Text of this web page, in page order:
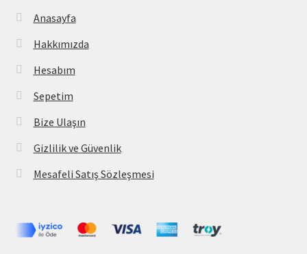
Anasayfa
Hakkımızda
Hesabım
Sepetim
Bize Ulaşın
Gizlilik ve Güvenlik
Mesafeli Satış Sözleşmesi